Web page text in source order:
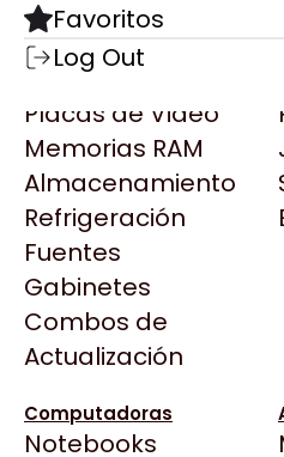
Componentes
Motherboards
Microprocesadores
Placas de Video
Memorias RAM
Almacenamiento
Refrigeración
Fuentes
Gabinetes
Combos de
Actualización
Computadoras
Notebooks
Todas las Marcas
AMD
AULA
Acer
Adata
AeroCool
Antec
Arkham
Asrock
BenQ
CX
Destacadas
Favoritos
Log Out
GIFT JUEGO PC
Ver producto en la